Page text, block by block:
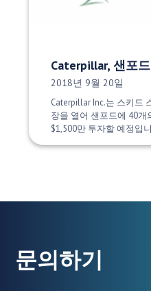
Caterpillar, 샌포
게시 날짜:
2018년 9월 20일
Caterpillar Inc.는 스키드
장을 열어 샌포드에 40개
$1,500만 투자할 예정입
문의하기